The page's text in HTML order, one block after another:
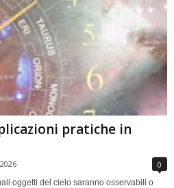
pratiche in
0
oggetti del cielo saranno osservabili o